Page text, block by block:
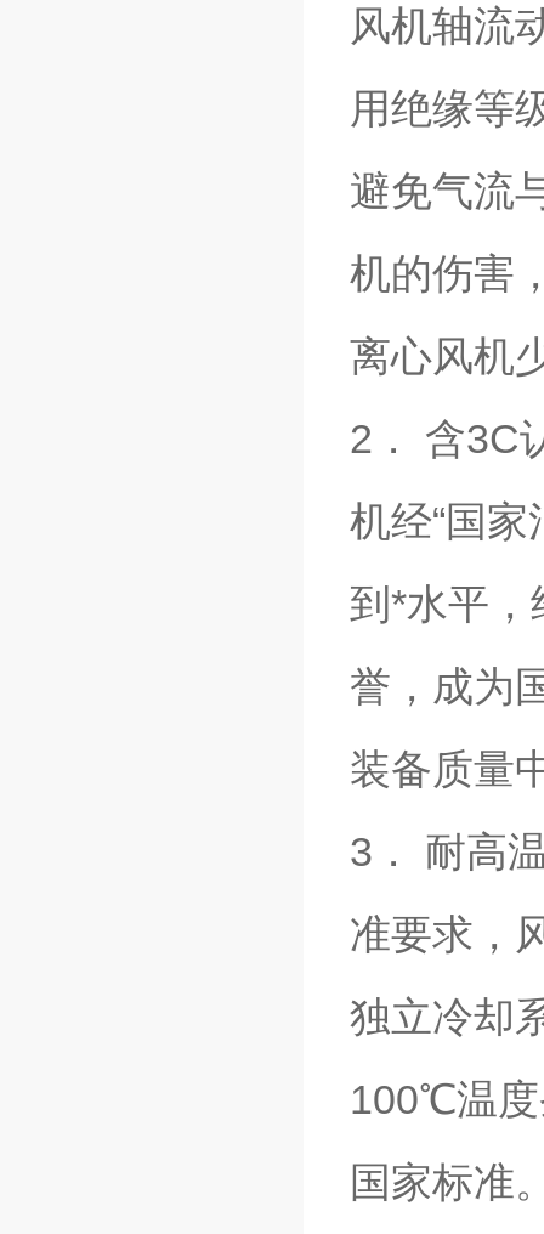
风机轴流
用绝缘等
避免气流
机的伤害
离心风机
2． 含3C
机经“国
到*水平
誉，成为
装备质量
3． 耐高
准要求，
独立冷却
100℃温度
国家标准